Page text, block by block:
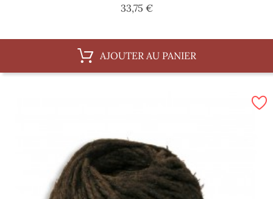
33,75 €Prix
AJOUTER AU PANIER